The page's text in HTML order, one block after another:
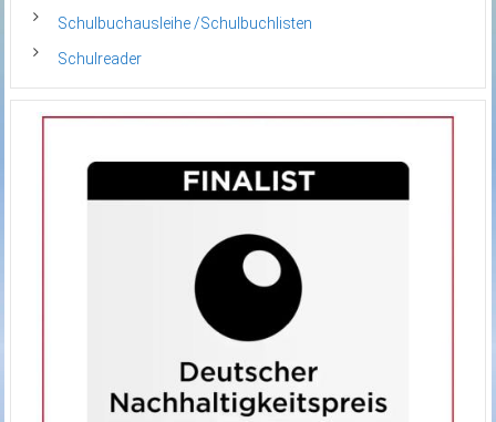
Schulbuchausleihe /Schulbuchlisten
Schulreader